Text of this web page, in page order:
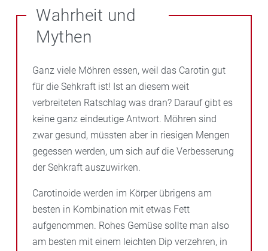
Nährstoffmangel begünstigt werden. Diese
Lebensmittel enthalten besonders viel Lutein: Paprika,
Rote und gelbe Rüben, Brokkoli, Feldsalat, Spinat,
Orangen.
– eine erbliche Vorbelastung für Augenerkrankungen
besteht
– man andere Beschwerden am Auge wahrnimmt
Himmel das Auge belasten kann.
zu schützen, enthält immer eine Mischung aus
verschiedenen Substanzen. In der Regel sind
Carotinoide enthalten wie Lutein und Zeaxanthin, aber
Antioxidantien wieVitamin C und Vitamin E,Zi nkund
Selen helfen dem Auge, die durch das einfallende
Licht entstehenden Radikale abzufangen. Zusätzlich
sind noch B-Vitamine und pflanzliche Extrakte aus z.
B. Heidelbeeren, Traubenkerne, Algen, Aronia
und/oder Granatapfel enthalten. Ziel ist es, die
winzigen Blutgefäße im Sehnerv und die
langfristig zu schützen. Eingenommen werden die
Kapseln über einen längeren Zeitraum. Fragen Sie uns
in der Apotheke nach einer geeigneten Kombination
Wahrheit und
Mythen
Ganz viele Möhren essen, weil das Carotin gut
für die Sehkraft ist! Ist an diesem weit
verbreiteten Ratschlag was dran? Darauf gibt es
keine ganz eindeutige Antwort. Möhren sind
zwar gesund, müssten aber in riesigen Mengen
gegessen werden, um sich auf die Verbesserung
der Sehkraft auszuwirken.
Carotinoide werden im Körper übrigens am
besten in Kombination mit etwas Fett
aufgenommen. Rohes Gemüse sollte man also
am besten mit einem leichten Dip verzehren, in